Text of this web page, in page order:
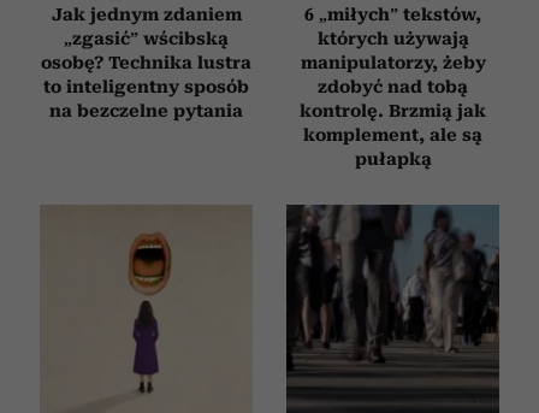
Jak jednym zdaniem
„zgasić” wścibską
osobę? Technika lustra
to inteligentny sposób
na bezczelne pytania
6 „miłych” tekstów,
których używają
manipulatorzy, żeby
zdobyć nad tobą
kontrolę. Brzmią jak
komplement, ale są
pułapką